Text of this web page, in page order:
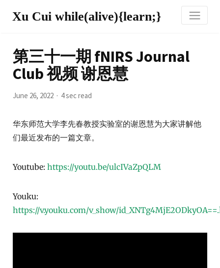
Xu Cui while(alive){learn;}
第三十一期 fNIRS Journal
Club 视频 谢恩慧
June 26, 2022 4 sec read
华东师范大学李先春教授实验室的谢恩慧为大家讲解他
们最近发布的一篇文章。
Youtube:https://youtu.be/ulcIVaZpQLM
Youku:
https://v.youku.com/v_show/